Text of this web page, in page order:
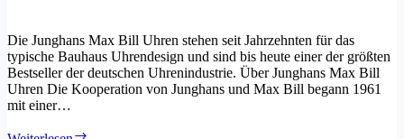
Die Junghans Max Bill Uhren stehen seit Jahrzehnten für das
typische Bauhaus Uhrendesign und sind bis heute einer der größten
Bestseller der deutschen Uhrenindustrie. Über Junghans Max Bill
Uhren Die Kooperation von Junghans und Max Bill begann 1961
mit einer…